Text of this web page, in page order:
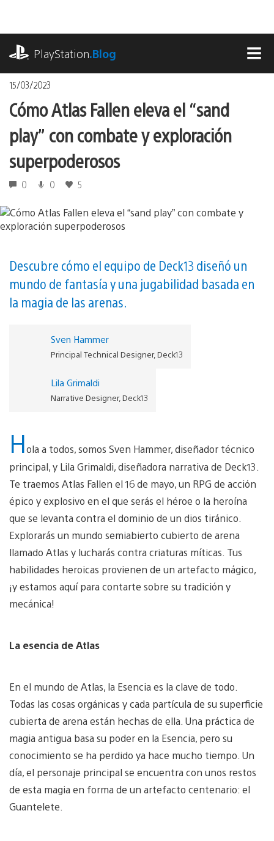
contenido
PlayStation.Blog
15/03/2023
Cómo Atlas Fallen eleva el “sand
play” con combate y exploración
superpoderosos
0 0 5
Descubre cómo el equipo de Deck13 diseñó un
mundo de fantasía y una jugabilidad basada en
la magia de las arenas.
Sven Hammer
Principal Technical Designer, Deck13
Lila Grimaldi
Narrative Designer, Deck13
Hola a todos, somos Sven Hammer, diseñador técnico
principal, y Lila Grimaldi, diseñadora narrativa de Deck13.
Te traemos Atlas Fallen el 16 de mayo, un RPG de acción
épico y explosivo en el que serás el héroe o la heroína
que se levanta contra el dominio de un dios tiránico.
Explorarás un mundo semiabierto cubierto de arena
llamado Atlas y lucharás contra criaturas míticas. Tus
habilidades heroicas provienen de un artefacto mágico,
¡y estamos aquí para contarte sobre su tradición y
mecánica!
La esencia de Atlas
En el mundo de Atlas, la Esencia es la clave de todo.
Todas las cosas orgánicas y cada partícula de su superficie
cubierta de arena están hechas de ella. Una práctica de
magia antigua basa su poder en la Esencia, pero su
conocimiento se ha perdido ya hace mucho tiempo. Un
día, el personaje principal se encuentra con unos restos
de esta magia en forma de un artefacto centenario: el
Guantelete.